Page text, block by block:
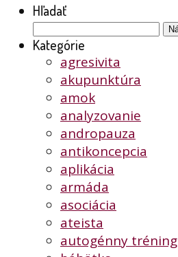
Hľadať
Hľadať:
Kategórie
agresivita
akupunktúra
amok
analyzovanie
andropauza
antikoncepcia
aplikácia
armáda
asociácia
ateista
autogénny tréning